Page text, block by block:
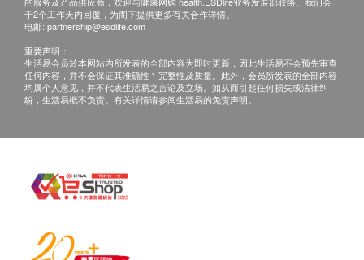
分店查询。
需另外收取解析报告费，价钱请向美邦查询。
客户若体检后3个月内不提取报告，所有报告一律
作销毁处理及不会存底，客户如需额外索取报告複
所有身体检查并非作为医务诊断或治疗用途，如需
询。
于2个工作天内回覆，为阁下提供更多有关合作详情。
电邮: partnership@esdlife.com
重要声明：
生活易会员於本网站内所发表的全部内容为即时更新，因此生活易不会预先审查
任何内容，并不会保证其准确性丶完整性及质量。此外，会员所发表的全部内容
均属个人意见，并不代表生活易之言论及立场。如从而引起任何损失或法律纠
纷，生活易概不负责。有关详情请参阅生活易的免责声明。